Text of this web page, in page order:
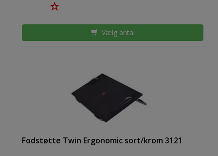
Vælg antal
Fodstøtte Twin Ergonomic sort/krom 3121